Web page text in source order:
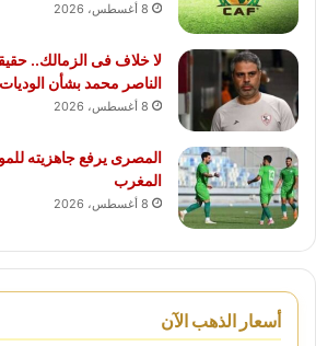
8 أغسطس، 2026
لا خلاف فى الزمالك..
الناصر محمد بشأن الوديات
8 أغسطس، 2026
المغرب
8 أغسطس، 2026
أسعار الذهب الآن